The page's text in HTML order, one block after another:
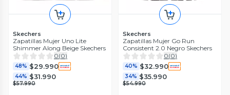
Skechers
Zapatillas Mujer Uno Lite
Shimmer Along Beige Skechers
0(0)
48% $29.990
44% $31.990
$57.990
Skechers
Zapatillas Mujer Go Run
Consistent 2.0 Negro Skechers
0(0)
40% $32.990
34% $35.990
$54.990